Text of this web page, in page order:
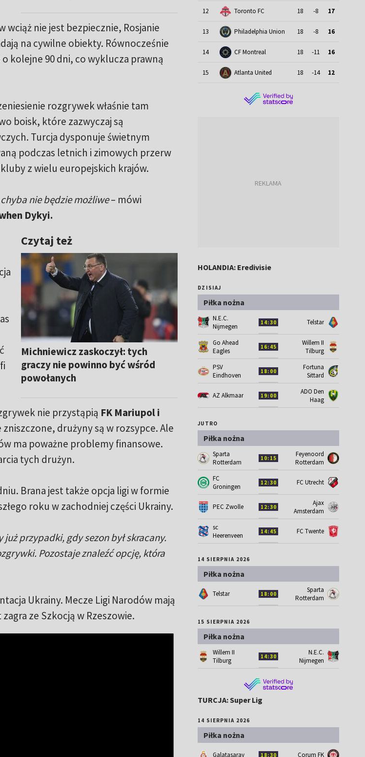
nie jest bezpiecznie, Rosjanie
na cywilne obiekty. Równocześnie
kolejne 90 dni, co wyklucza prawną
rozgrywek właśnie tam
boisk, które zazwyczaj są
Turcja dysponuje świetnym
podczas letnich i zimowych przerw
z wielu europejskich krajów.
nie będzie możliwe– mówi
Dykyi.
Czytaj też
Michniewicz zaskoczył: tych
graczy nie powinno być wśród
powołanych
nie przystąpią FK Mariupol i
zniszczone, drużyny są w rozsypce. Ale
ma poważne problemy finansowe.
tych drużyn.
Brana jest także opcja ligi w formie
roku w zachodniej części Ukrainy.
przypadki, gdy sezon był skracany.
Pozostaje znaleźć opcję, która
Ukrainy. Mecze Ligi Narodów mają
ze Szkocją w Rzeszowie.
12 Toronto FC 18 -8 17
13 Philadelphia Union 18 -8 16
14 CF Montreal 18 -11 16
15 Atlanta United 18 -14 12
HOLANDIA: Eredivisie
DZISIAJ
Piłka nożna
N.E.C.
Nijmegen
14:30 Telstar
Go Ahead
Eagles
16:45
Willem II
Tilburg
PSV
Eindhoven
18:00
Fortuna
Sittard
AZ Alkmaar 19:00
ADO Den
Haag
JUTRO
Piłka nożna
Sparta
Rotterdam
10:15
Feyenoord
Rotterdam
FC
Groningen
12:30 FC Utrecht
PEC Zwolle 12:30
Ajax
Amsterdam
sc
Heerenveen
14:45 FC Twente
14 SIERPNIA 2026
Piłka nożna
Telstar 18:00
Sparta
Rotterdam
15 SIERPNIA 2026
Piłka nożna
Willem II
Tilburg
14:30
N.E.C.
Nijmegen
TURCJA: Super Lig
14 SIERPNIA 2026
Piłka nożna
Galatasaray 18:30 Corum FK